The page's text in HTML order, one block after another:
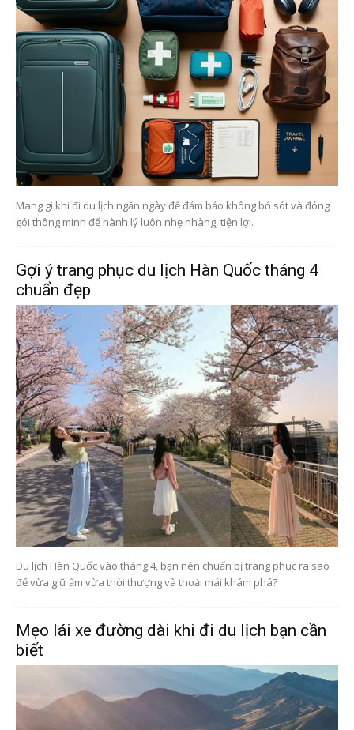
Mang gì khi đi du lịch ngắn ngày để đảm bảo không bỏ sót và đóng
gói thông minh để hành lý luôn nhẹ nhàng, tiện lợi.
Gợi ý trang phục du lịch Hàn Quốc tháng 4
chuẩn đẹp
Du lịch Hàn Quốc vào tháng 4, bạn nên chuẩn bị trang phục ra sao
để vừa giữ ấm vừa thời thượng và thoải mái khám phá?
Mẹo lái xe đường dài khi đi du lịch bạn cần
biết